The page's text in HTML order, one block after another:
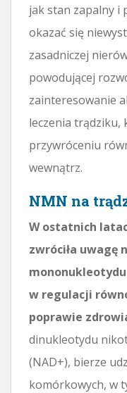
jak stan zapalny i
okazać się
zasadniczej
powodującej
zainteresowanie
leczenia trądziku,
przywróceniu
wewnątrz.
NMN na
W ostatnich
zwróciła uwagę
w regulacji
poprawie
dinukleotydu
(NAD+), bierze
komórkowych, w